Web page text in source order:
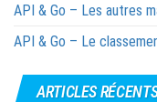
API & Go – Les autres
API & Go – Le
ARTICLES